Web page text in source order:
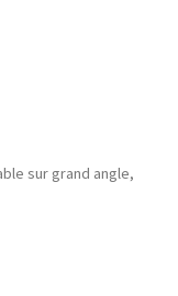
sur grand angle,
à la nature (faune,